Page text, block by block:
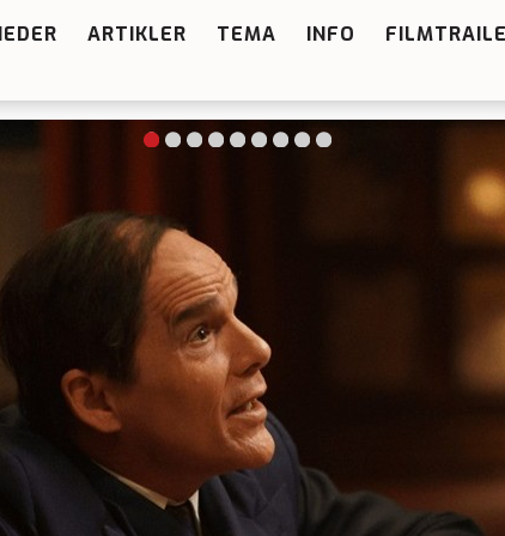
ARTIKLER TEMA INFO